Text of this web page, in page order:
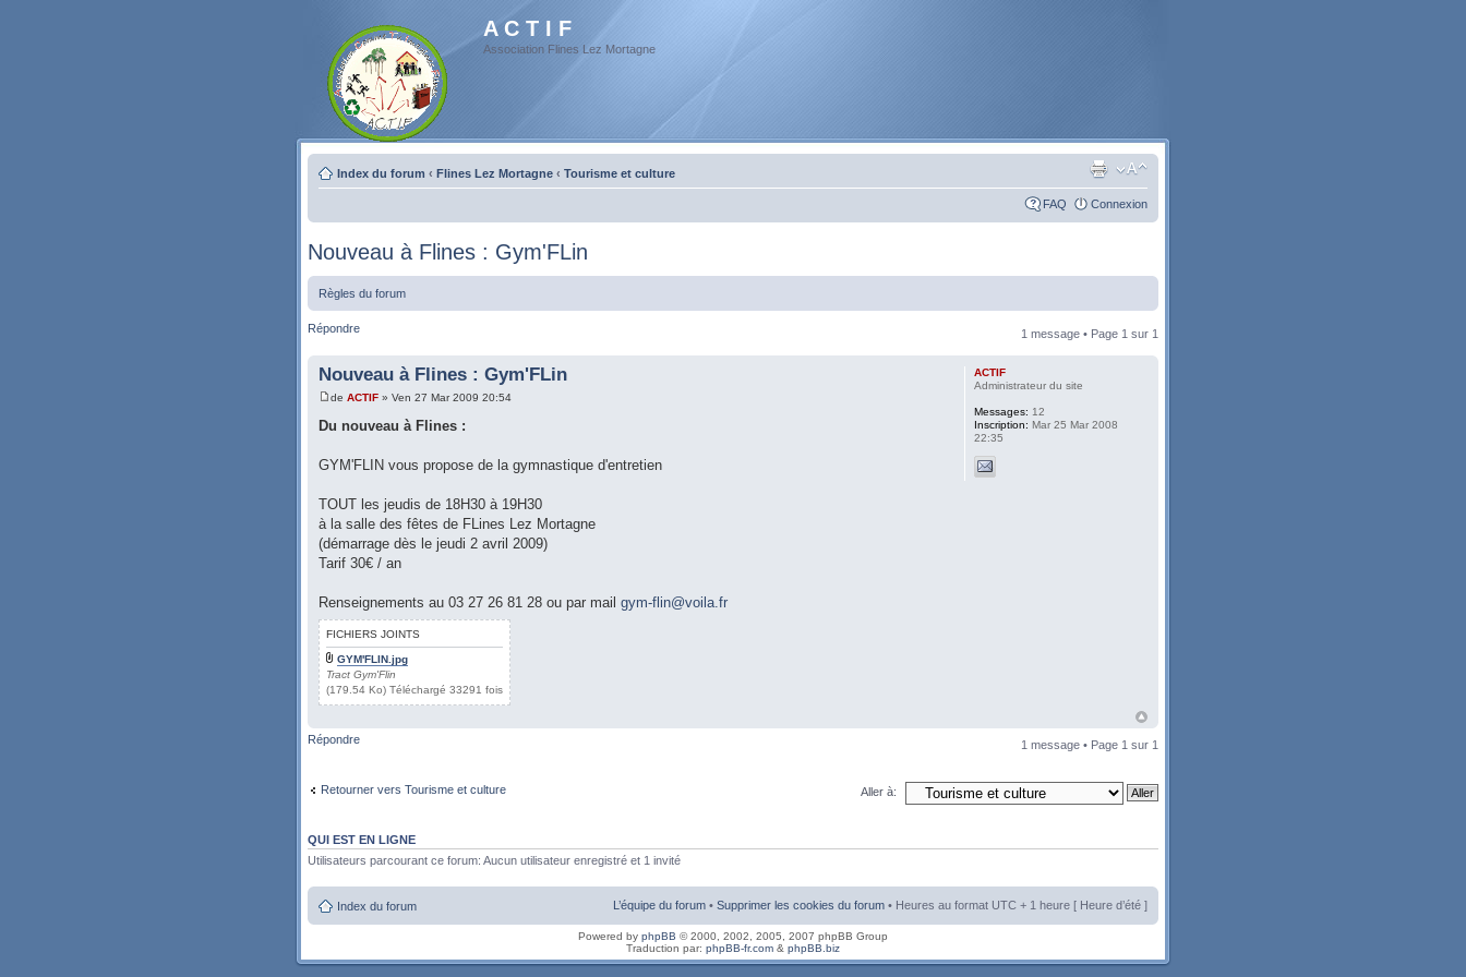
A C T I F
Association Flines Lez Mortagne
Index du forum ‹ Flines Lez Mortagne ‹ Tourisme et culture
FAQ Connexion
Nouveau à Flines : Gym'FLin
Règles du forum
Répondre 1 message • Page 1 sur 1
Nouveau à Flines : Gym'FLin
de ACTIF » Ven 27 Mar 2009 20:54
Du nouveau à Flines :
GYM'FLIN vous propose de la gymnastique d'entretien
TOUT les jeudis de 18H30 à 19H30
à la salle des fêtes de FLines Lez Mortagne
(démarrage dès le jeudi 2 avril 2009)
Tarif 30€ / an
Renseignements au 03 27 26 81 28 ou par mail gym-flin@voila.fr
FICHIERS JOINTS
GYM'FLIN.jpg
Tract Gym'Flin
(179.54 Ko) Téléchargé 33291 fois
ACTIF
Administrateur du site
Messages: 12
Inscription: Mar 25 Mar 2008
22:35
Répondre 1 message • Page 1 sur 1
Retourner vers Tourisme et culture Aller à:
QUI EST EN LIGNE
Utilisateurs parcourant ce forum: Aucun utilisateur enregistré et 1 invité
Index du forum L’équipe du forum • Supprimer les cookies du forum • Heures au format UTC + 1 heure [ Heure d’été ]
Powered by phpBB © 2000, 2002, 2005, 2007 phpBB Group
Traduction par: phpBB-fr.com & phpBB.biz